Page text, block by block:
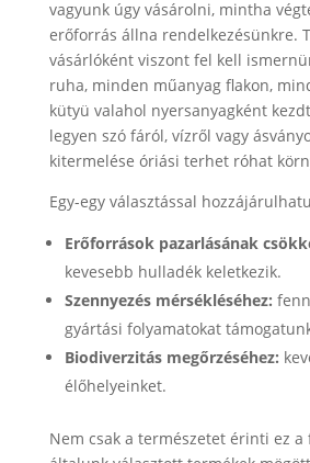
vagyunk úgy vásárolni, mintha
erőforrás állna rendelkezésünkre.
vásárlóként viszont fel kell
ruha, minden műanyag flakon,
kütyü valahol nyersanyagként
legyen szó fáról, vízről vagy
kitermelése óriási terhet róhat
Egy-egy választással
Erőforrások pazarlásának
kevesebb hulladék keletkezik.
Szennyezés mérsékléséhez:
gyártási folyamatokat
Biodiverzitás megőrzéséhez:
élőhelyeinket.
Nem csak a természetet érinti ez a